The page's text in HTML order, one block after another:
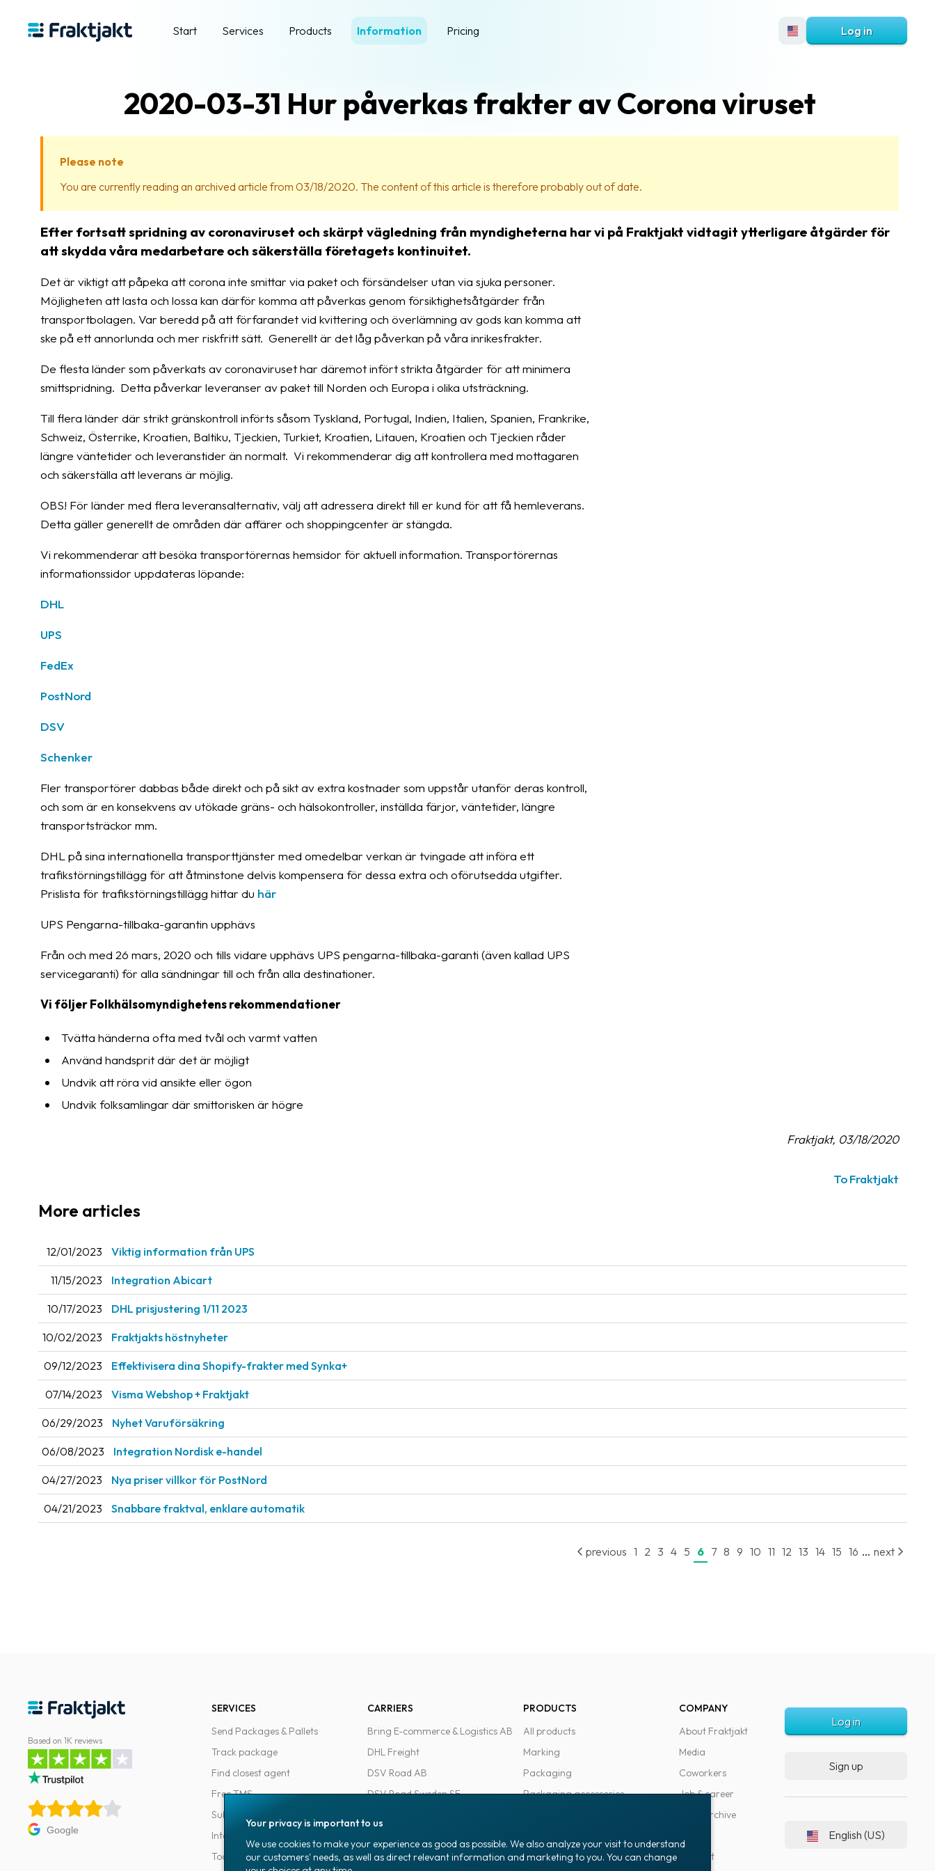
Start Services Products Information Pricing Log in
2020-03-31 Hur påverkas frakter av Corona viruset
Please note
You are currently reading an archived article from 03/18/2020. The content of this article is therefore probably out of date.
Efter fortsatt spridning av coronaviruset och skärpt vägledning från myndigheterna har vi på Fraktjakt vidtagit ytterligare åtgärder för
att skydda våra medarbetare och säkerställa företagets kontinuitet.
Det är viktigt att påpeka att corona inte smittar via paket och försändelser utan via sjuka personer.
Möjligheten att lasta och lossa kan därför komma att påverkas genom försiktighetsåtgärder från
transportbolagen. Var beredd på att förfarandet vid kvittering och överlämning av gods kan komma att
ske på ett annorlunda och mer riskfritt sätt. Generellt är det låg påverkan på våra inrikesfrakter.
De flesta länder som påverkats av coronaviruset har däremot infört strikta åtgärder för att minimera
smittspridning. Detta påverkar leveranser av paket till Norden och Europa i olika utsträckning.
Till flera länder där strikt gränskontroll införts såsom Tyskland, Portugal, Indien, Italien, Spanien, Frankrike,
Schweiz, Österrike, Kroatien, Baltiku, Tjeckien, Turkiet, Kroatien, Litauen, Kroatien och Tjeckien råder
längre väntetider och leveranstider än normalt. Vi rekommenderar dig att kontrollera med mottagaren
och säkerställa att leverans är möjlig.
OBS! För länder med flera leveransalternativ, välj att adressera direkt till er kund för att få hemleverans.
Detta gäller generellt de områden där affärer och shoppingcenter är stängda.
Vi rekommenderar att besöka transportörernas hemsidor för aktuell information. Transportörernas
informationssidor uppdateras löpande:
DHL
UPS
FedEx
PostNord
DSV
Schenker
Fler transportörer dabbas både direkt och på sikt av extra kostnader som uppstår utanför deras kontroll,
och som är en konsekvens av utökade gräns- och hälsokontroller, inställda färjor, väntetider, längre
transportsträckor mm.
DHL på sina internationella transporttjänster med omedelbar verkan är tvingade att införa ett
trafikstörningstillägg för att åtminstone delvis kompensera för dessa extra och oförutsedda utgifter.
Prislista för trafikstörningstillägg hittar du här
UPS Pengarna-tillbaka-garantin upphävs
Från och med 26 mars, 2020 och tills vidare upphävs UPS pengarna-tillbaka-garanti (även kallad UPS
servicegaranti) för alla sändningar till och från alla destinationer.
Vi följer Folkhälsomyndighetens rekommendationer
Tvätta händerna ofta med tvål och varmt vatten
Använd handsprit där det är möjligt
Undvik att röra vid ansikte eller ögon
Undvik folksamlingar där smittorisken är högre
Fraktjakt, 03/18/2020
To Fraktjakt
More articles
12/01/2023 Viktig information från UPS
11/15/2023 Integration Abicart
10/17/2023 DHL prisjustering 1/11 2023
10/02/2023 Fraktjakts höstnyheter
09/12/2023 Effektivisera dina Shopify-frakter med Synka+
07/14/2023 Visma Webshop + Fraktjakt
06/29/2023 Nyhet Varuförsäkring
06/08/2023 Integration Nordisk e-handel
04/27/2023 Nya priser villkor för PostNord
04/21/2023 Snabbare fraktval, enklare automatik
previous 1 2 3 4 5 6 7 8 9 10 11 12 13 14 15 16 ... next
Based on 1K reviews
Google
SERVICES
Send Packages & Pallets
Track package
Find closest agent
Free TMS
Subscriptions
Integrations
Tools for developers
CARRIERS
Bring E-commerce & Logistics AB
DHL Freight
DSV Road AB
DSV Road Sweden SE
PostNord Sverige AB
PRODUCTS
All products
Marking
Packaging
Packaging accessories
COMPANY
About Fraktjakt
Media
Coworkers
Job & career
News archive
Support
Log in
Sign up
English (US)
Your privacy is important to us
We use cookies to make your experience as good as possible. We also analyze your visit to understand
our customers' needs, as well as direct relevant information and marketing to you. You can change